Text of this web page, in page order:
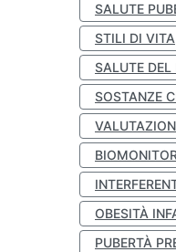
SALUTE
STILI DI VITA
SALUTE
SOSTANZE
OBESITÀ
PUBERTÀ